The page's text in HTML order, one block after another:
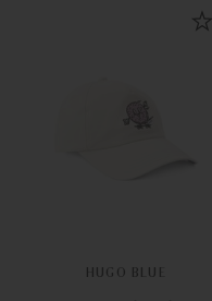
HUGO BLUE